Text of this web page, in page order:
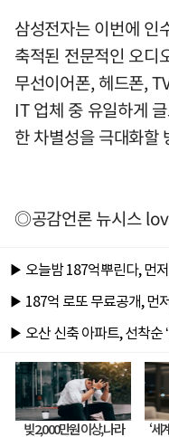
삼성전자는 이번에 인
축적된 전문적인 오디
무선이어폰, 헤드폰,
IT 업체 중 유일하게
한 차별성을 극대화할
◎공감언론 뉴시스